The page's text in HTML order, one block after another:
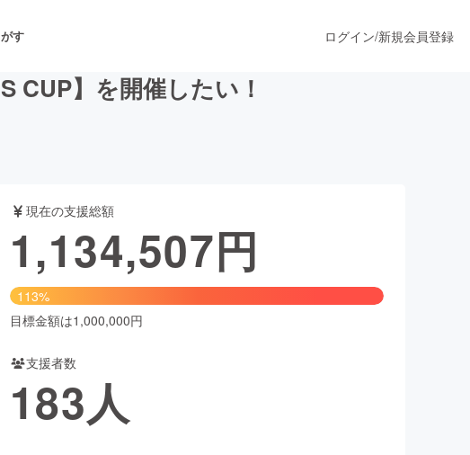
す
マンス
ファッション
・ヘルスケア
ログイン/新規会員登録
CUP】を開催したい！
現在の支援総額
1,134,507円
113%
目標金額は1,000,000円
支援者数
183人